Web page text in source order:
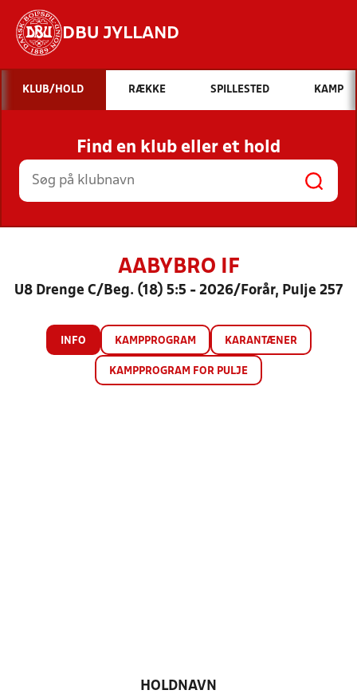
DBU JYLLAND
Hvad vil du søge efter?
INDHOLD OG NYHEDER
STILLINGER, RESULTATER, KLUBBER OG
HOLD
KLUB/HOLD RÆKKE SPILLESTED KAMP
Find en klub eller et hold
AABYBRO IF
U8 Drenge C/Beg. (18) 5:5 - 2026/Forår, Pulje 257
INFO KAMPPROGRAM KARANTÆNER
KAMPPROGRAM FOR PULJE
HOLDNAVN